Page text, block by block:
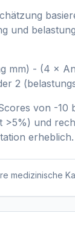
und
mm) - (4 ×
2
von -10
>5%) und
erheblich.
medizinische